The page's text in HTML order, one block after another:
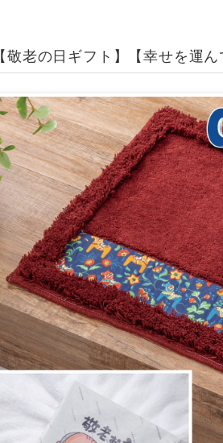
【敬老の日ギフト】【幸せを運